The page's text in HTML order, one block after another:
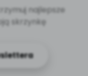
najlepsze
skrzynkę